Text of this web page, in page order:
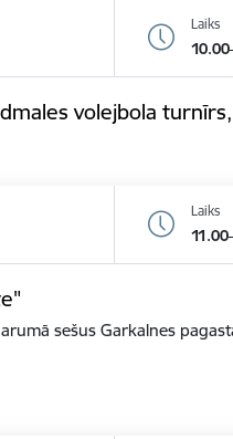
Laiks
volejbola
Laiks
sešus Garkalnes